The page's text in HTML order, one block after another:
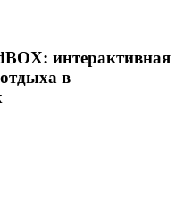
интерактивная
в